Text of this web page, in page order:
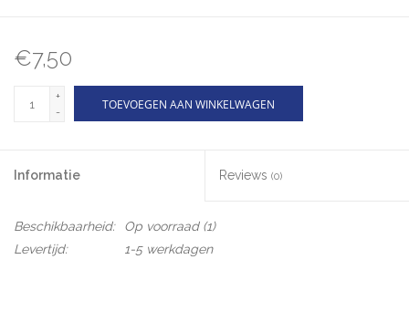
€7,50
+
-
TOEVOEGEN AAN WINKELWAGEN
Informatie Reviews (0)
Beschikbaarheid: Op voorraad(1)
Levertijd:
1-5 werkdagen